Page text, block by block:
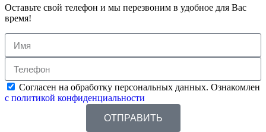
Оставьте свой телефон и мы перезвоним в удобное для Вас
время!
Согласен на обработку персональных данных. Ознакомлен
с политикой конфиденциальности
ОТПРАВИТЬ